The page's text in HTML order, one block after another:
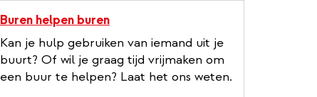
Buren helpen buren
Kan je hulp gebruiken van iemand uit je
buurt? Of wil je graag tijd vrijmaken om
een buur te helpen? Laat het ons weten.